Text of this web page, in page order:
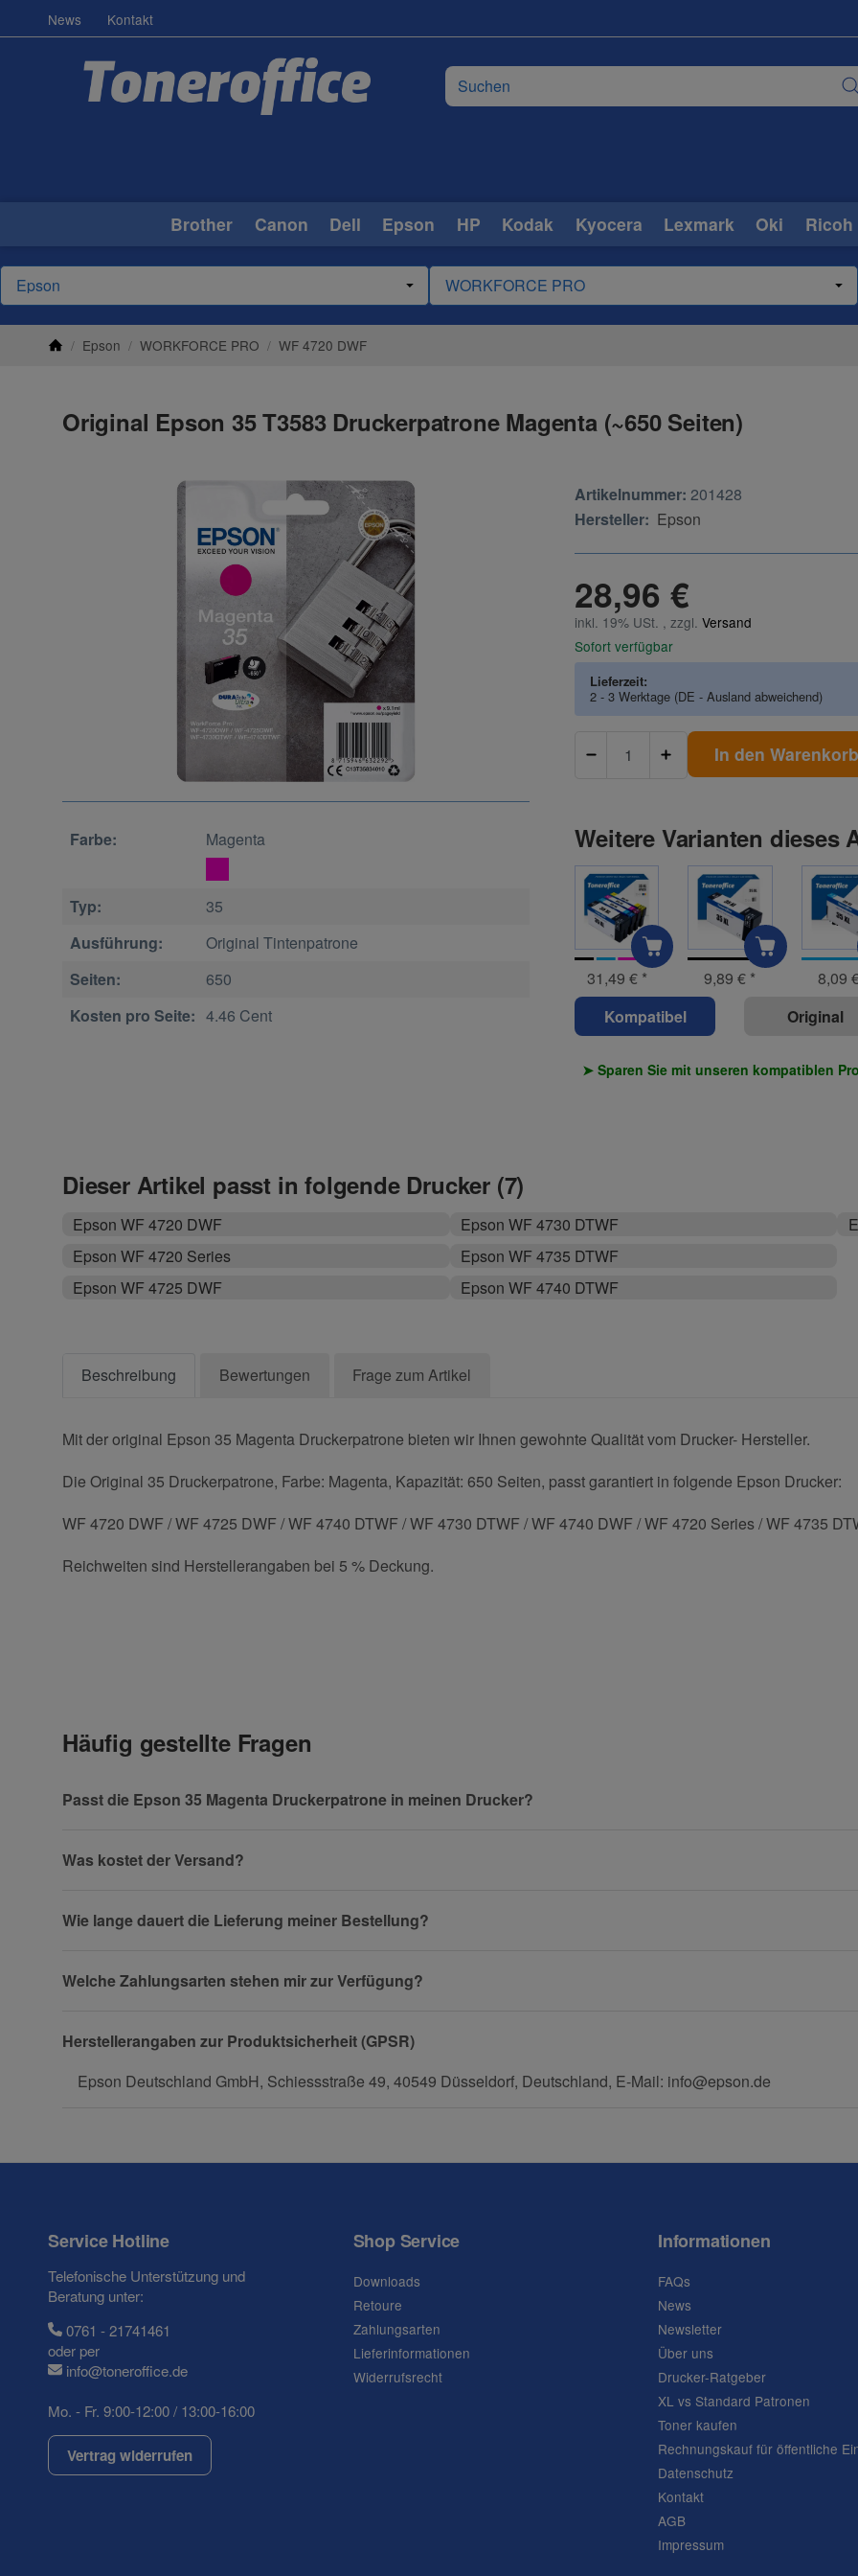
News Kontakt
Brother Canon Dell Epson HP Kodak Kyocera Lexmark Oki Ricoh
/ Epson / WORKFORCE PRO / WF 4720 DWF
Original Epson 35 T3583 Druckerpatrone Magenta (~650 Seiten)
Farbe: Magenta
Typ:
35
Ausführung:
Original Tintenpatrone
Seiten:
650
Kosten pro Seite: 4.46 Cent
Artikelnummer: 201428
Hersteller: Epson
28,96 €
inkl. 19% USt. , zzgl.Versand
Sofort verfügbar
Lieferzeit:
2 - 3 Werktage (DE - Ausland abweichend)
In den
Weitere Varianten dieses
31,49 € * 9,89 € *
8,09
Kompatibel
Original
➤ Sparen Sie mit unseren kompatiblen
Dieser Artikel passt in folgende Drucker (7)
Epson WF 4720 DWF
Epson WF 4720 Series
Epson WF 4725 DWF
Epson WF 4730 DTWF
Epson WF 4735 DTWF
Epson WF 4740 DTWF
Beschreibung Bewertungen Frage zum Artikel
Mit der original Epson 35 Magenta Druckerpatrone bieten wir Ihnen gewohnte Qualität vom Drucker- Hersteller.
Die Original 35 Druckerpatrone, Farbe: Magenta, Kapazität: 650 Seiten, passt garantiert in folgende Epson Drucker:
WF 4720 DWF / WF 4725 DWF / WF 4740 DTWF / WF 4730 DTWF / WF 4740 DWF / WF 4720 Series / WF 4735
Reichweiten sind Herstellerangaben bei 5 % Deckung.
Telefon
Fax
Ihre Frage
Häufig gestellte Fragen
Passt die Epson 35 Magenta Druckerpatrone in meinen Drucker?
Was kostet der Versand?
Wie lange dauert die Lieferung meiner Bestellung?
Welche Zahlungsarten stehen mir zur Verfügung?
Herstellerangaben zur Produktsicherheit (GPSR)
Epson Deutschland GmbH, Schiessstraße 49, 40549 Düsseldorf, Deutschland, E-Mail: info@epson.de
Service Hotline
Telefonische Unterstützung und
Beratung unter:
0761 - 21741461
oder per
info@toneroffice.de
Mo. - Fr. 9:00-12:00 / 13:00-16:00
Vertrag widerrufen
Shop Service
Downloads
Retoure
Zahlungsarten
Lieferinformationen
Widerrufsrecht
Informationen
FAQs
News
Newsletter
Über uns
Drucker-Ratgeber
XL vs Standard Patronen
Toner kaufen
Rechnungskauf für öffentliche
Datenschutz
Kontakt
AGB
Impressum